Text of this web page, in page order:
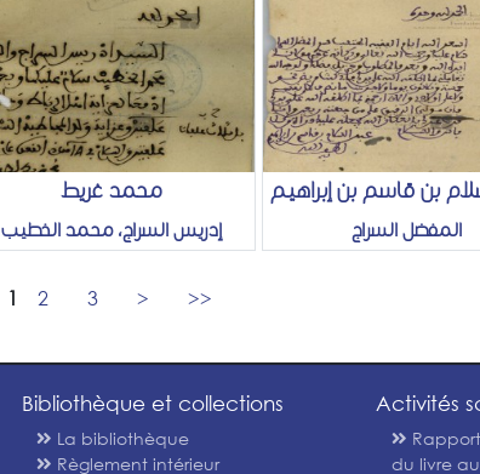
محمد غريط
إدريس السراج، محمد الخطيب
بن قاسم بن إبراهيم
المفضل السراج
1 2 3 > >>
Bibliothèque et collections
La bibliothèque
Règlement intérieur
Activités
du livre